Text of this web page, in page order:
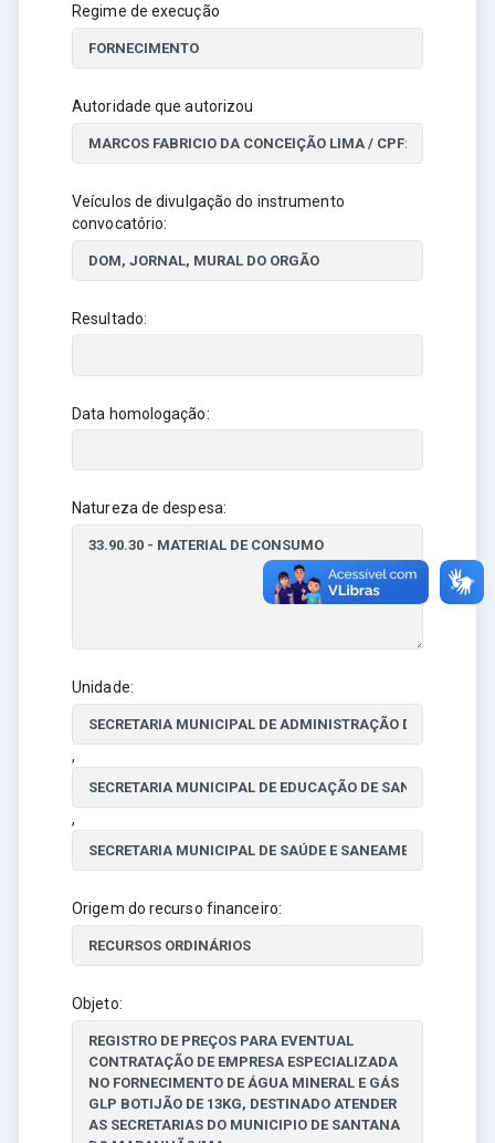
Regime de execução
Autoridade que autorizou
Veículos de divulgação do instrumento
convocatório:
Resultado:
Data homologação:
Natureza de despesa:
Unidade:
,
,
Origem do recurso financeiro:
Objeto: